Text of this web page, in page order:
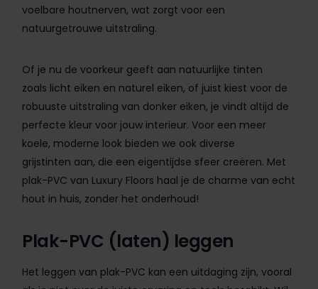
voelbare houtnerven, wat zorgt voor een
natuurgetrouwe uitstraling.
Of je nu de voorkeur geeft aan natuurlijke tinten
zoals licht eiken en naturel eiken, of juist kiest voor de
robuuste uitstraling van donker eiken, je vindt altijd de
perfecte kleur voor jouw interieur. Voor een meer
koele, moderne look bieden we ook diverse
grijstinten aan, die een eigentijdse sfeer creëren. Met
plak-PVC van Luxury Floors haal je de charme van echt
hout in huis, zonder het onderhoud!
Plak-PVC (laten) leggen
Het leggen van plak-PVC kan een uitdaging zijn, vooral